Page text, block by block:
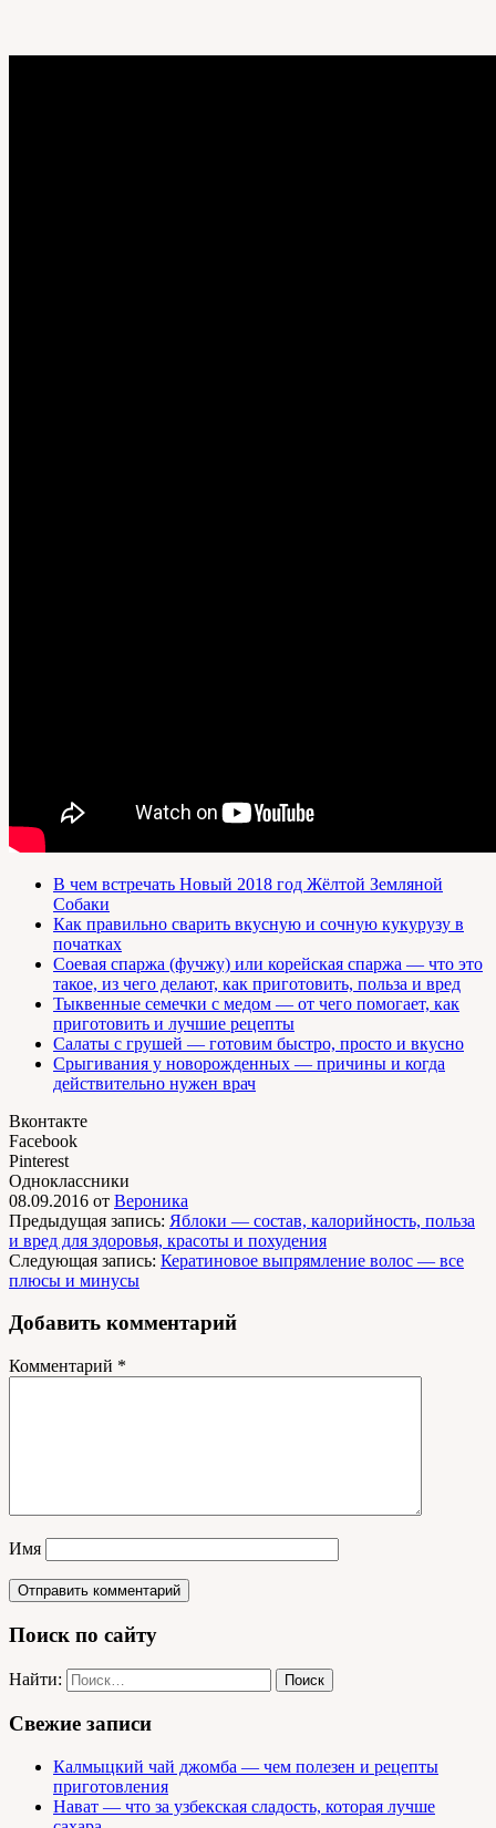
В чем встречать Новый 2018 год Жёлтой Земляной
Собаки
Как правильно сварить вкусную и сочную кукурузу в
початках
Соевая спаржа (фучжу) или корейская спаржа — что это
такое, из чего делают, как приготовить, польза и вред
Тыквенные семечки с медом — от чего помогает, как
приготовить и лучшие рецепты
Салаты с грушей — готовим быстро, просто и вкусно
Срыгивания у новорожденных — причины и когда
действительно нужен врач
Вконтакте
Facebook
Pinterest
Одноклассники
08.09.2016 от Вероника
Предыдущая запись: Яблоки — состав, калорийность, польза
и вред для здоровья, красоты и похудения
Следующая запись: Кератиновое выпрямление волос — все
плюсы и минусы
Добавить комментарий
Комментарий *
Имя
Поиск по сайту
Найти:
Свежие записи
Калмыцкий чай джомба — чем полезен и рецепты
приготовления
Нават — что за узбекская сладость, которая лучше